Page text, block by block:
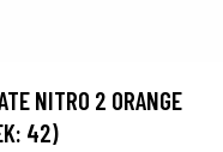
NITRO 2 ORANGE
42)